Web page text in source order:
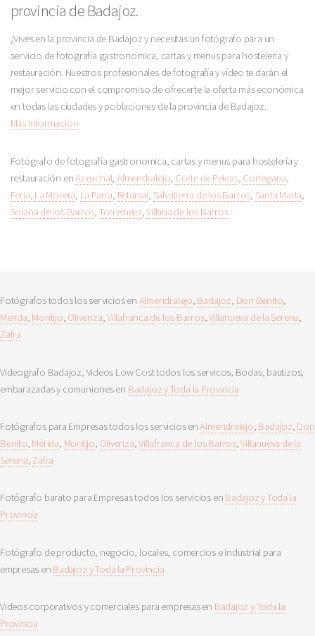
provincia de Badajoz.
¿Vives en la provincia de Badajoz y necesitas un fotógrafo para un
servicio de fotografía gastronomica, cartas y menus para hostelería y
restauración. Nuestros profesionales de fotografía y vídeo te darán el
mejor servicio con el compromiso de ofrecerte la oferta más económica
en todas las ciudades y poblaciones de la provincia de Badajoz.
Más Información
Fotógrafo de fotografía gastronomica, cartas y menus para hostelería y
restauración enAceuchal, Almendralejo, Corte de Peleas, Cortegana,
Feria, La Morera, La Parra, Retamal, Salvatierra de los Barros, Santa Marta,
Solana de los Barros, Torremejia,Villaba de los Barros
Fotógrafos todos los servicios en Almendralejo, Badajoz, Don Benito,
Merida, Montijo, Olivenza,Villafranca de los Barros,Villanueva de la Serena,
Zafra
Videografo Badajoz, Videos Low Cost todos los servicos, Bodas, bautizos,
embarazadas y comuniones en Badajoz y Toda la Provincia
Fotógrafos para Empresas todos los servicios enAlmendralejo, Badajoz, Don
Benito, Mérida, Montijo, Olivenza,Villafranca de los Barros,Villanueva de la
Serena, Zafra
Fotógrafo barato para Empresas todos los servicios en Badajoz y Toda la
Provincia
Fotógrafo de producto, negocio, locales, comercios e industrial para
empresas en Badajoz y Toda la Provincia
Videos corporativos y comerciales para empresas en Badajoz y Toda la
Provincia